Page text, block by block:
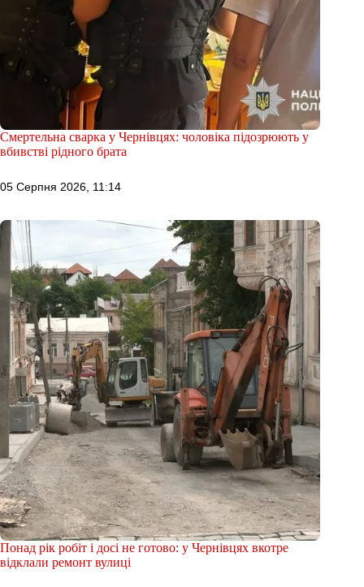
Смертельна сварка у Чернівцях: чоловіка підозрюють у
вбивстві рідного брата
05 Серпня 2026, 11:14
Понад рік робіт і досі не готово: у Чернівцях вкотре
відклали ремонт вулиці